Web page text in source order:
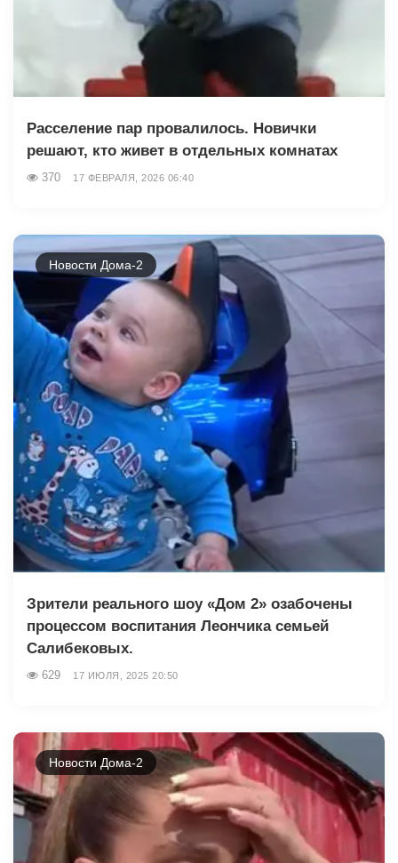
Расселение пар провалилось. Новички
решают, кто живет в отдельных комнатах
370 17 ФЕВРАЛЯ, 2026 06:40
Новости Дома-2
Зрители реального шоу «Дом 2» озабочены
процессом воспитания Леончика семьей
Салибековых.
629 17 ИЮЛЯ, 2025 20:50
Новости Дома-2